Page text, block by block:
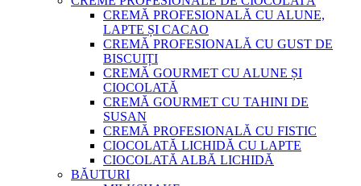
CREMĂ PROFESIONALĂ CU ALUNE,
LAPTE ȘI CACAO
CREMĂ PROFESIONALĂ CU GUST DE
BISCUIȚI
CREMĂ GOURMET CU ALUNE ȘI
CIOCOLATĂ
CREMĂ GOURMET CU TAHINI DE
SUSAN
CREMĂ PROFESIONALĂ CU FISTIC
CIOCOLATĂ LICHIDĂ CU LAPTE
CIOCOLATĂ ALBĂ LICHIDĂ
BĂUTURI